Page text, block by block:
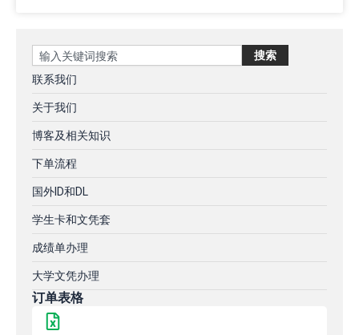
Search 搜索
联系我们
关于我们
博客及相关知识
下单流程
国外ID和DL
学生卡和文凭套
成绩单办理
大学文凭办理
订单表格